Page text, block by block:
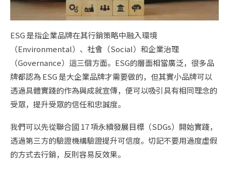
ESG 是指企業品牌在其行銷策略中融入環境
（Environmental）、社會（Social）和企業治理
（Governance）這三個方面。ESG的層面相當廣泛，很多品
牌都認為 ESG 是大企業品牌才需要做的，但其實小品牌可以
透過具體實踐的作為與成就宣傳，便可以吸引具有相同理念的
受眾，提升受眾的信任和忠誠度。
我們可以先從聯合國 17 項永續發展目標（SDGs）開始實踐，
透過第三方的驗證機構驗證提升可信度。切記不要用過度虛假
的方式去行銷，反則容易反效果。